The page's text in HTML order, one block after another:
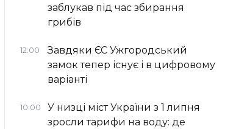
заблукав під час збирання
грибів
12:00
Завдяки ЄС Ужгородський
замок тепер існує і в цифровому
варіанті
10:00
У низці міст України з 1 липня
зросли тарифи на воду: де